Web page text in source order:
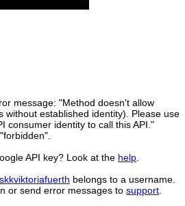
message: "Method doesn't allow
without established identity). Please use
consumer identity to call this API."
API key? Look at the help
skkviktoriafuerth belongs to a username.
or send error messages to support